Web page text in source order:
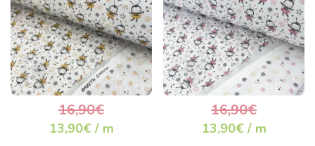
16,90€
13,90€ / m
16,90€
13,90€ / m